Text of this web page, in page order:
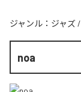
ジャンル： ジャズ /
noa